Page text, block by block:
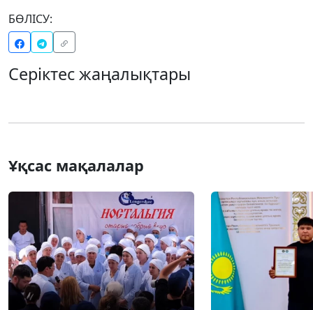
БӨЛІСУ:
Серіктес жаңалықтары
Ұқсас мақалалар